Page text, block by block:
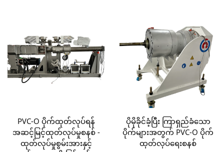
PVC-O ပိုက်ထုတ်လုပ်ရန်
အဆင့်မြင့်ထုတ်လုပ်မှုစနစ် -
ထုတ်လုပ်မှုစွမ်းအားနှင့်
ပိုမိုခိုင်ခံ့ပြီး ကြာရှည်ခံသော
ပိုက်များအတွက် PVC-O ပိုက်
ထုတ်လုပ်ရေးစနစ်